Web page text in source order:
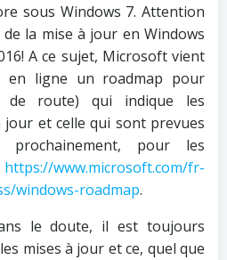
sous Windows 7. Attention
la mise à jour en Windows
A ce sujet, Microsoft vient
en ligne un roadmap pour
de route) qui indique les
et celle qui sont prevues
prochainement, pour les
https://www.microsoft.com/fr-
windows-roadmap.
le doute, il est toujours
mises à jour et ce, quel que